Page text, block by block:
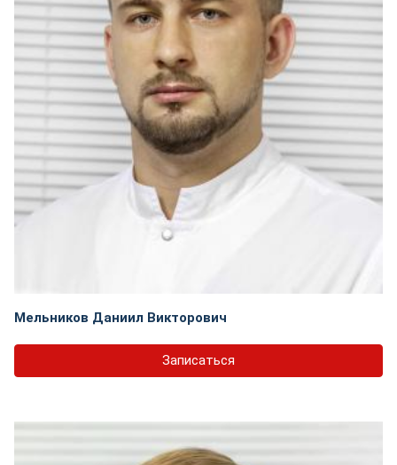
Мельников Даниил Викторович
Записаться